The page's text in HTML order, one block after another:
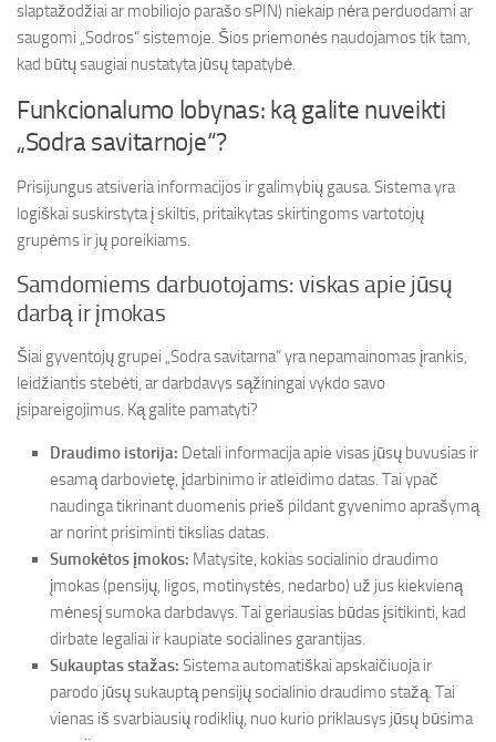
slaptažodžiai ar mobiliojo parašo sPIN) niekaip nėra perduodami ar
saugomi „Sodros“ sistemoje. Šios priemonės naudojamos tik tam,
kad būtų saugiai nustatyta jūsų tapatybė.
Funkcionalumo lobynas: ką galite nuveikti
„Sodra savitarnoje“?
Prisijungus atsiveria informacijos ir galimybių gausa. Sistema yra
logiškai suskirstyta į skiltis, pritaikytas skirtingoms vartotojų
grupėms ir jų poreikiams.
Samdomiems darbuotojams: viskas apie jūsų
darbą ir įmokas
Šiai gyventojų grupei „Sodra savitarna“ yra nepamainomas įrankis,
leidžiantis stebėti, ar darbdavys sąžiningai vykdo savo
įsipareigojimus. Ką galite pamatyti?
Draudimo istorija: Detali informacija apie visas jūsų buvusias ir
esamą darbovietę, įdarbinimo ir atleidimo datas. Tai ypač
naudinga tikrinant duomenis prieš pildant gyvenimo aprašymą
ar norint prisiminti tikslias datas.
Sumokėtos įmokos: Matysite, kokias socialinio draudimo
įmokas (pensijų, ligos, motinystės, nedarbo) už jus kiekvieną
mėnesį sumoka darbdavys. Tai geriausias būdas įsitikinti, kad
dirbate legaliai ir kaupiate socialines garantijas.
Sukauptas stažas: Sistema automatiškai apskaičiuoja ir
parodo jūsų sukauptą pensijų socialinio draudimo stažą. Tai
vienas iš svarbiausių rodiklių, nuo kurio priklausys jūsų būsima